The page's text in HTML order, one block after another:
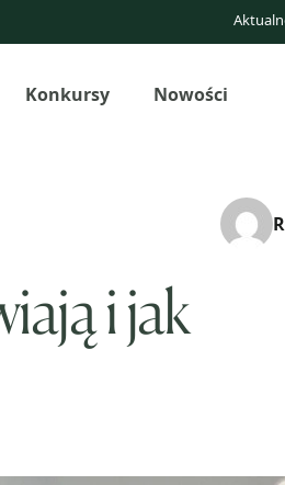
Konkursy Nowości
i jak